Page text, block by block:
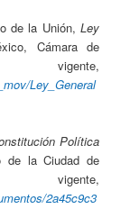
de la Unión, Ley
Cámara de
Ley_General
Política
de la Ciudad de
2a45c9c3